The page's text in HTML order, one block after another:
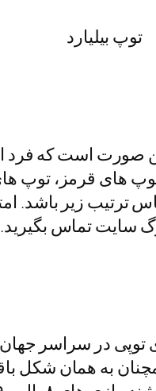
توپ بیلیارد
صورت است که فرد
های قرمز، توپ
ترتیب زیر باشد.
سایت تماس بگیرید.
توپی در سراسر
به همان شکل